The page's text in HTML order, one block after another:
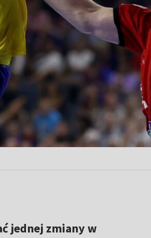
jednej zmiany w